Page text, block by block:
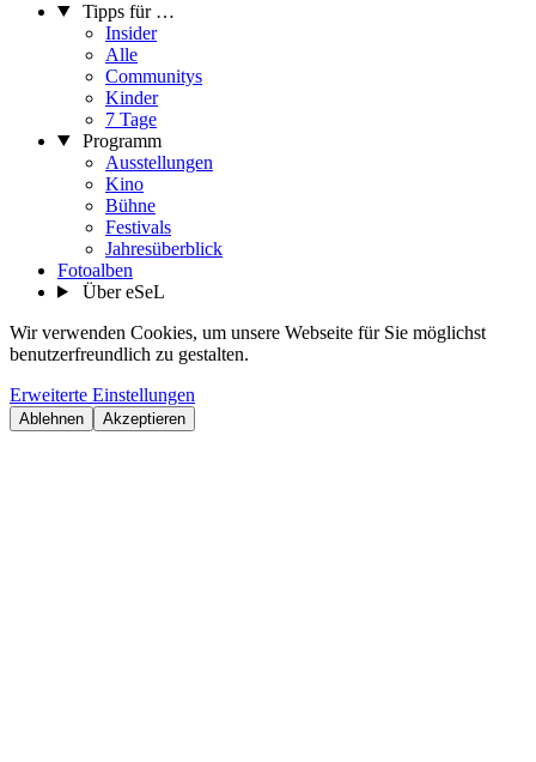
Tipps für …
Insider
Alle
Communitys
Kinder
7 Tage
Programm
Ausstellungen
Kino
Bühne
Festivals
Jahresüberblick
Fotoalben
Über eSeL
Wir verwenden Cookies, um unsere Webseite für Sie möglichst
benutzerfreundlich zu gestalten.
Erweiterte Einstellungen
Ablehnen Akzeptieren